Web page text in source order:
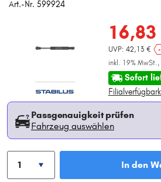
Art.-Nr. 599924
16,83
UVP: 42,13 €
inkl. 19% MwSt.,
Sofort
Passgenauigkeit prüfen
Fahrzeug auswählen
In den